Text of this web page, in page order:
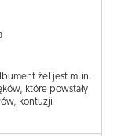
żel jest m.in.
które powstały
kontuzji